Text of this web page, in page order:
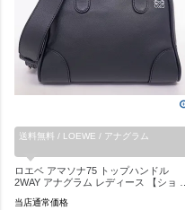
送料無料 / LOEWE / アナグラム
ロエベ アマソナ75 トップハンドル
2WAY アナグラム レディース 【ショ …
当店通常価格